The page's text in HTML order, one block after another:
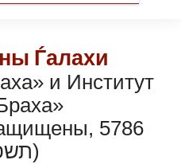
Ѓалахи
и Институт
5786
(תשפ»ו)